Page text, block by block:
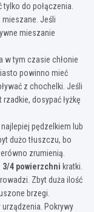
do połączenia.
mieszane. Jeśli
mieszanie
w tym czasie chłonie
powinno mieć
z chochelki. Jeśli
dosypać łyżkę
pędzelkiem lub
dużo tłuszczu, bo
zrumienią.
3/4 powierzchni kratki.
Zbyt duża ilość
brzegi.
Pokrywy